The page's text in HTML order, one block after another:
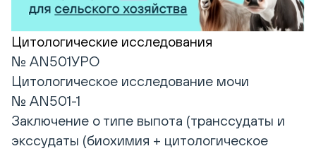
Цитологические исследования
№ AN501УРО
Цитологическое исследование мочи
№ AN501-1
Заключение о типе выпота (транссудаты и
экссудаты (биохимия + цитологическое